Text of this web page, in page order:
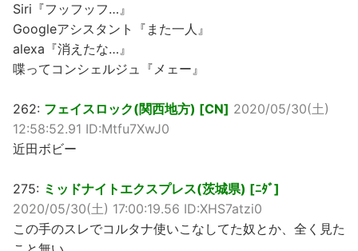
Siri『フッフッフ…』
Googleアシスタント『また一人』
alexa『消えたな…』
喋ってコンシェルジュ『メェー』
262: フェイスロック(関西地方) [CN] 2020/05/30(土)
12:58:52.91 ID:Mtfu7XwJ0
近田ボビー
275: ミッドナイトエクスプレス(茨城県) [ﾆﾀﾞ]
2020/05/30(土) 17:00:19.56 ID:XHS7atzi0
この手のスレでコルタナ使いこなしてた奴とか、全く見た